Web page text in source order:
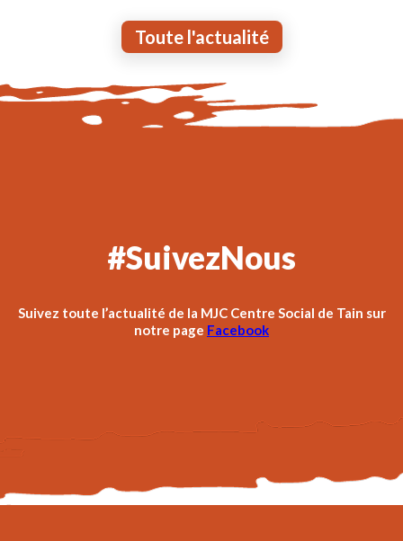
Toute l'actualité
#SuivezNous
Suivez toute l’actualité de la MJC Centre Social de Tain sur
notre page Facebook